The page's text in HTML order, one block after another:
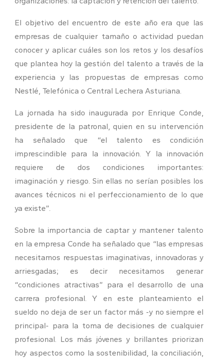
El objetivo del encuentro de este año era que las
empresas de cualquier tamaño o actividad puedan
conocer y aplicar cuáles son los retos y los desafíos
que plantea hoy la gestión del talento a través de la
experiencia y las propuestas de empresas como
Nestlé, Telefónica o Central Lechera Asturiana.
La jornada ha sido inaugurada por Enrique Conde,
presidente de la patronal, quien en su intervención
ha señalado que “el talento es condición
imprescindible para la innovación. Y la innovación
requiere de dos condiciones importantes:
imaginación y riesgo. Sin ellas no serían posibles los
avances técnicos ni el perfeccionamiento de lo que
ya existe”.
Sobre la importancia de captar y mantener talento
en la empresa Conde ha señalado que “las empresas
necesitamos respuestas imaginativas, innovadoras y
arriesgadas; es decir necesitamos generar
“condiciones atractivas” para el desarrollo de una
carrera profesional. Y en este planteamiento el
sueldo no deja de ser un factor más -y no siempre el
principal- para la toma de decisiones de cualquier
profesional. Los más jóvenes y brillantes priorizan
hoy aspectos como la sostenibilidad, la conciliación,